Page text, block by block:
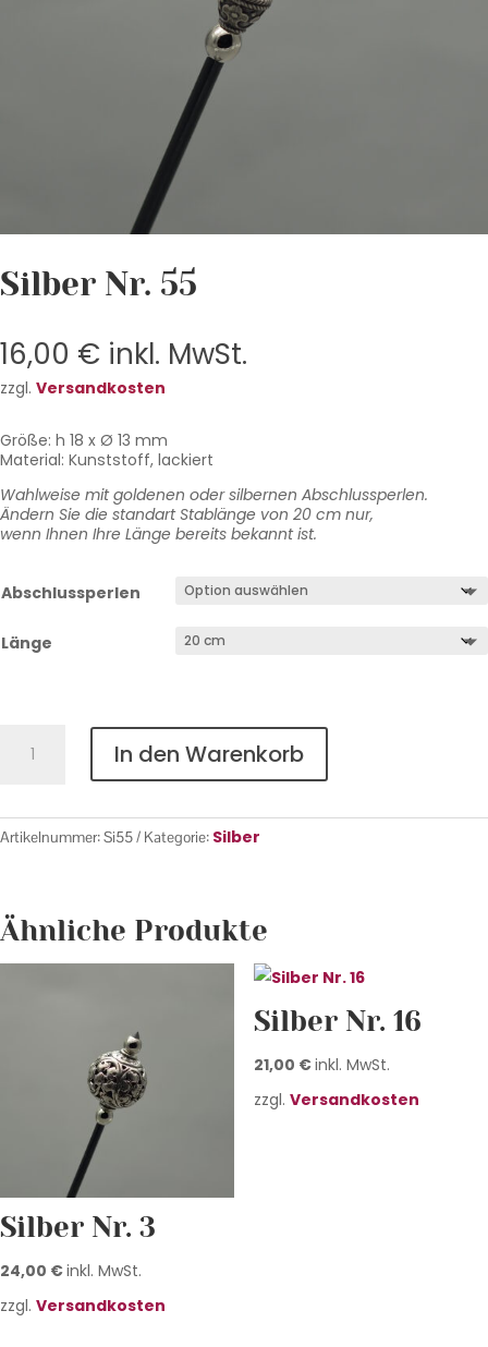
Silber Nr. 55
16,00 € inkl. MwSt.
zzgl. Versandkosten
Größe: h 18 x Ø 13 mm
Material: Kunststoff, lackiert
Wahlweise mit goldenen oder silbernen Abschlussperlen.
Ändern Sie die standart Stablänge von 20 cm nur,
wenn Ihnen Ihre Länge bereits bekannt ist.
Abschlussperlen
Länge
In den Warenkorb
Artikelnummer:Si55 Kategorie: Silber
Ähnliche Produkte
Silber Nr. 3
24,00 €inkl. MwSt.
zzgl. Versandkosten
Silber Nr. 16
21,00 €inkl. MwSt.
zzgl. Versandkosten